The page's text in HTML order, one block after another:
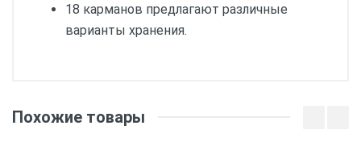
18 карманов предлагают различные
варианты хранения.
Похожие товары